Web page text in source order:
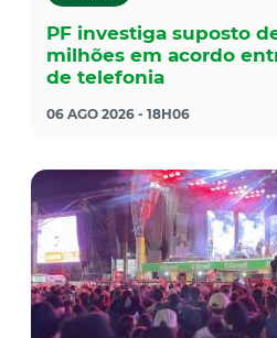
PF investiga suposto
milhões em acordo
de telefonia
06 AGO 2026 - 18H06